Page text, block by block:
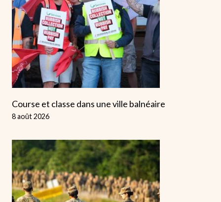
Course et classe dans une ville balnéaire
8 août 2026